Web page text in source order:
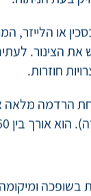
בכלי מיוחד
בעת הניתוח.
או הלייזר,
את הצינור.
חוזרות.
בין 30-60 דקות.